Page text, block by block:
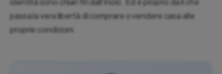
passa la vera libertà di comprare o vendere casa alle
proprie condizioni.